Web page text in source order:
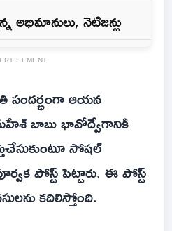
అభిమానులు, నెటిజన్లు
సందర్భంగా ఆయన
బాబు భావోద్వేగానికి
సోషల్
పోస్ట్ పెట్టారు. ఈ పోస్ట్
కదిలిస్తోంది.